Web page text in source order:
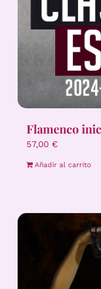
Flamenco
57,00 €
Añadir al carrito